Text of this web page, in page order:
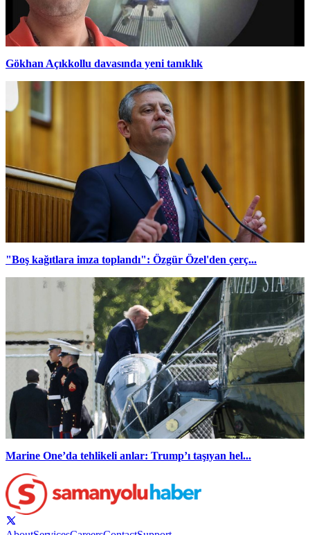
Gökhan Açıkkollu davasında yeni tanıklık
"Boş kağıtlara imza toplandı": Özgür Özel'den çerç...
Marine One’da tehlikeli anlar: Trump’ı taşıyan hel...